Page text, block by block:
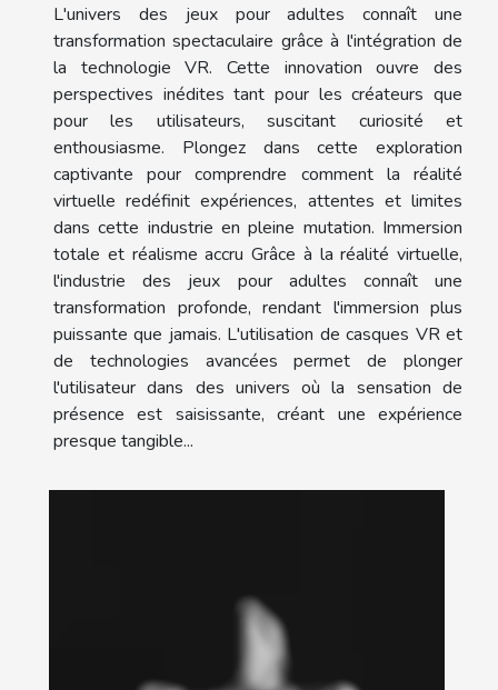
L'univers des jeux pour adultes connaît une
transformation spectaculaire grâce à l'intégration de
la technologie VR. Cette innovation ouvre des
perspectives inédites tant pour les créateurs que
pour les utilisateurs, suscitant curiosité et
enthousiasme. Plongez dans cette exploration
captivante pour comprendre comment la réalité
virtuelle redéfinit expériences, attentes et limites
dans cette industrie en pleine mutation. Immersion
totale et réalisme accru Grâce à la réalité virtuelle,
l'industrie des jeux pour adultes connaît une
transformation profonde, rendant l'immersion plus
puissante que jamais. L'utilisation de casques VR et
de technologies avancées permet de plonger
l'utilisateur dans des univers où la sensation de
présence est saisissante, créant une expérience
presque tangible...